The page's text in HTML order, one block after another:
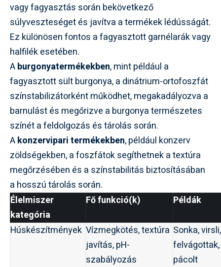
vagy fagyasztás során bekövetkező
súlyveszteséget és javítva a termékek lédússágát.
Ez különösen fontos a fagyasztott garnélarák vagy
halfilék esetében.
Aburgonyatermékekben, mint például a
fagyasztott sült burgonya, a dinátrium-ortofoszfát
színstabilizátorként működhet, megakadályozva a
barnulást és megőrizve a burgonya természetes
színét a feldolgozás és tárolás során.
Akonzervipari termékekben, például konzerv
zöldségekben, a foszfátok segíthetnek a textúra
megőrzésében és a színstabilitás biztosításában
a hosszú tárolás során.
Élelmiszer
kategória
Fő funkció(k) Példák
Húskészítmények Vízmegkötés, textúra
javítás, pH-
szabályozás
Sonka, virsli,
felvágottak,
pácolt